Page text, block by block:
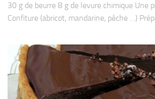
30 g de beurre 8 g de levure chimique Une
Confiture (abricot, mandarine, pêche …)